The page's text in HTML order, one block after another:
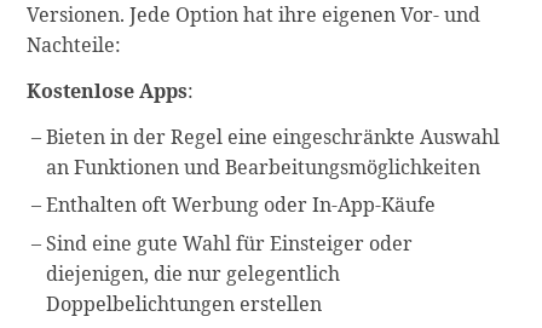
Versionen. Jede Option hat ihre eigenen Vor- und
Nachteile:
Kostenlose Apps:
Bieten in der Regel eine eingeschränkte Auswahl
an Funktionen und Bearbeitungsmöglichkeiten
Enthalten oft Werbung oder In-App-Käufe
Sind eine gute Wahl für Einsteiger oder
diejenigen, die nur gelegentlich
Doppelbelichtungen erstellen